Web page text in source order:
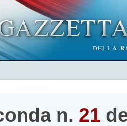
n. 21